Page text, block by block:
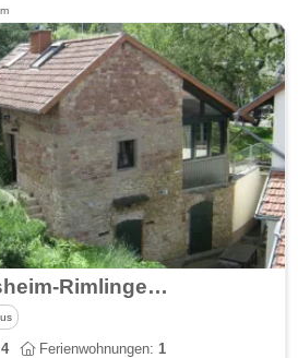
Ferienhaus Losheim-Rimlingen Im Algäu
4 Ferienwohnungen:1